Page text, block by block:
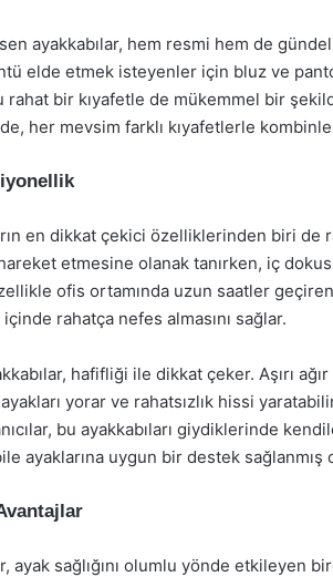
ayakkabılar, hem resmi hem de
elde etmek isteyenler için bluz ve
rahat bir kıyafetle de mükemmel bir
her mevsim farklı kıyafetlerle
en dikkat çekici özelliklerinden biri de
hareket etmesine olanak tanırken, iç
ofis ortamında uzun saatler
rahatça nefes almasını sağlar.
hafifliği ile dikkat çeker. Aşırı
yorar ve rahatsızlık hissi
bu ayakkabıları giydiklerinde
ayaklarına uygun bir destek sağlanmış
ayak sağlığını olumlu yönde etkileyen